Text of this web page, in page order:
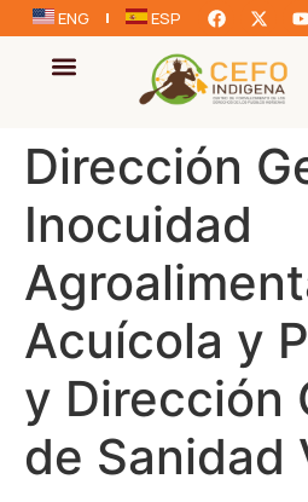
ENG ESP
Dirección
Inocuidad
Acuícola y
y Dirección
de Sanidad